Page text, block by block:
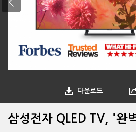
다운로드
삼성전자 QLED TV, "완